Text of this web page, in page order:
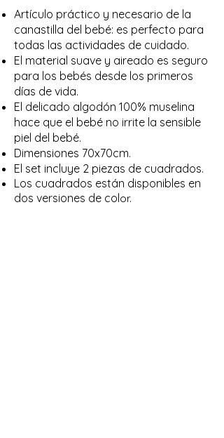
Artículo práctico y necesario de la
canastilla del bebé: es perfecto para
todas las actividades de cuidado.
El material suave y aireado es seguro
para los bebés desde los primeros
días de vida.
El delicado algodón 100% muselina
hace que el bebé no irrite la sensible
piel del bebé.
Dimensiones 70x70cm.
El set incluye 2 piezas de cuadrados.
Los cuadrados están disponibles en
dos versiones de color.